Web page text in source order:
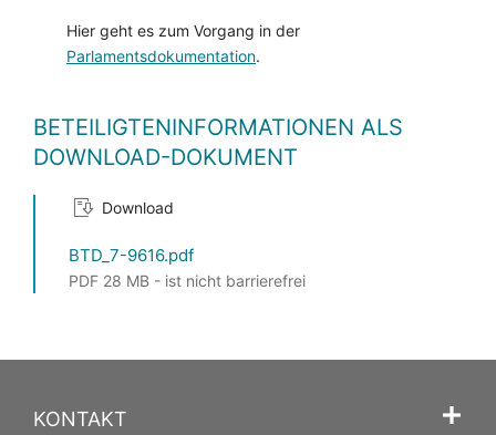
Hier geht es zum Vorgang in der
Parlamentsdokumentation.
BETEILIGTENINFORMATIONEN ALS
DOWNLOAD-DOKUMENT
Download
BTD_7-9616.pdf
PDF 28 MB - ist nicht barrierefrei
KONTAKT